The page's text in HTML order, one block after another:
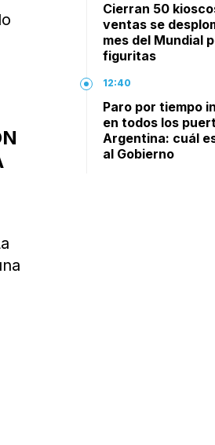
Cierran 50
ventas se
mes del Mundial
figuritas
12:40
Paro por tiempo
en todos los
Argentina: cuál
al Gobierno